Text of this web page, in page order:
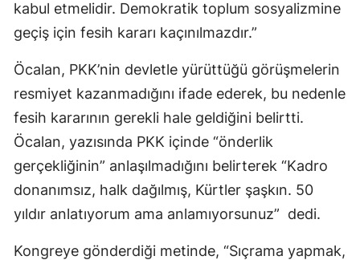
kabul etmelidir. Demokratik toplum sosyalizmine
geçiş için fesih kararı kaçınılmazdır.”
Öcalan, PKK’nin devletle yürüttüğü görüşmelerin
resmiyet kazanmadığını ifade ederek, bu nedenle
fesih kararının gerekli hale geldiğini belirtti.
Öcalan, yazısında PKK içinde “önderlik
gerçekliğinin” anlaşılmadığını belirterek “Kadro
donanımsız, halk dağılmış, Kürtler şaşkın. 50
yıldır anlatıyorum ama anlamıyorsunuz” dedi.
Kongreye gönderdiği metinde, “Sıçrama yapmak,